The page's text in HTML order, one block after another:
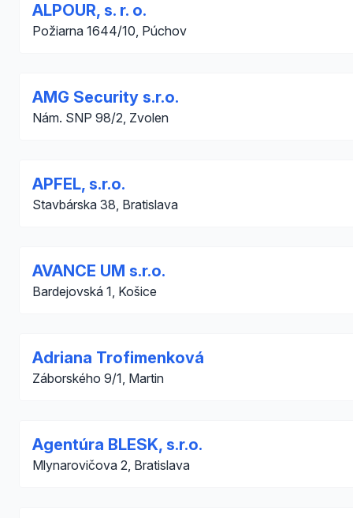
ALPOUR, s. r. o.
Požiarna 1644/10, Púchov
AMG Security s.r.o.
Nám. SNP 98/2, Zvolen
APFEL, s.r.o.
Stavbárska 38, Bratislava
AVANCE UM s.r.o.
Bardejovská 1, Košice
Adriana Trofimenková
Záborského 9/1, Martin
Agentúra BLESK, s.r.o.
Mlynarovičova 2, Bratislava